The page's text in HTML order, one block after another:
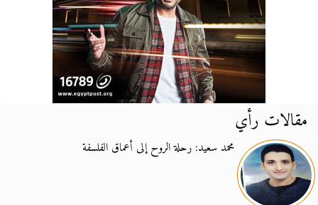
مقالات رأي
محمد سعيد: رحلة الروح إلى أعماق الفلسفة